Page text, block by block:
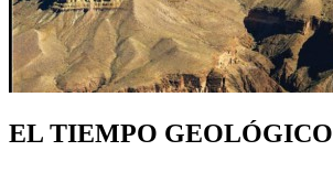
EL TIEMPO GEOLÓGICO